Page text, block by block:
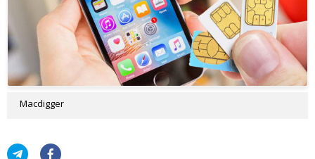
Macdigger